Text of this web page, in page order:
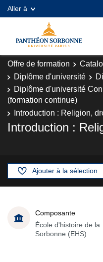
Aller à
Offre de formation
Diplôme d'université
Diplôme d'université
(formation continue)
Introduction : Religion,
Introduction :
Ajouter à la sélection
Composante
École d'histoire de la
Sorbonne (EHS)